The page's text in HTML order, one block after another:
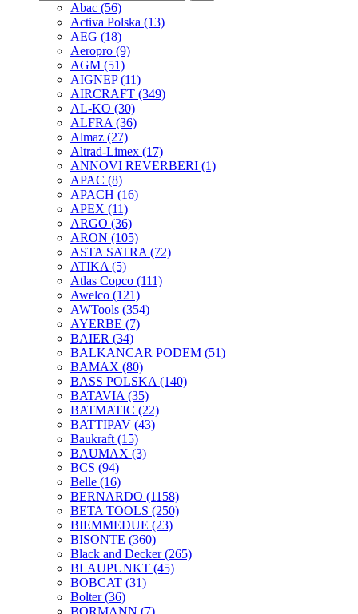
Abac (56)
Activa Polska (13)
AEG (18)
Aeropro (9)
AGM (51)
AIGNEP(11)
AIRCRAFT (349)
AL-KO (30)
ALFRA (36)
Almaz (27)
Altrad-Limex (17)
ANNOVI REVERBERI (1)
APAC (8)
APACH (16)
APEX (11)
ARGO (36)
ARON (105)
ASTA SATRA (72)
ATIKA (5)
Atlas Copco (111)
Awelco (121)
AWTools (354)
AYERBE (7)
BAIER (34)
BALKANCAR PODEM (51)
BAMAX (80)
BASS POLSKA (140)
BATAVIA (35)
BATMATIC (22)
BATTIPAV (43)
Baukraft (15)
BAUMAX (3)
BCS (94)
Belle (16)
BERNARDO (1158)
BETA TOOLS (250)
BIEMMEDUE (23)
BISONTE (360)
Black and Decker(265)
BLAUPUNKT (45)
BOBCAT (31)
Bolter(36)
BORMANN (7)